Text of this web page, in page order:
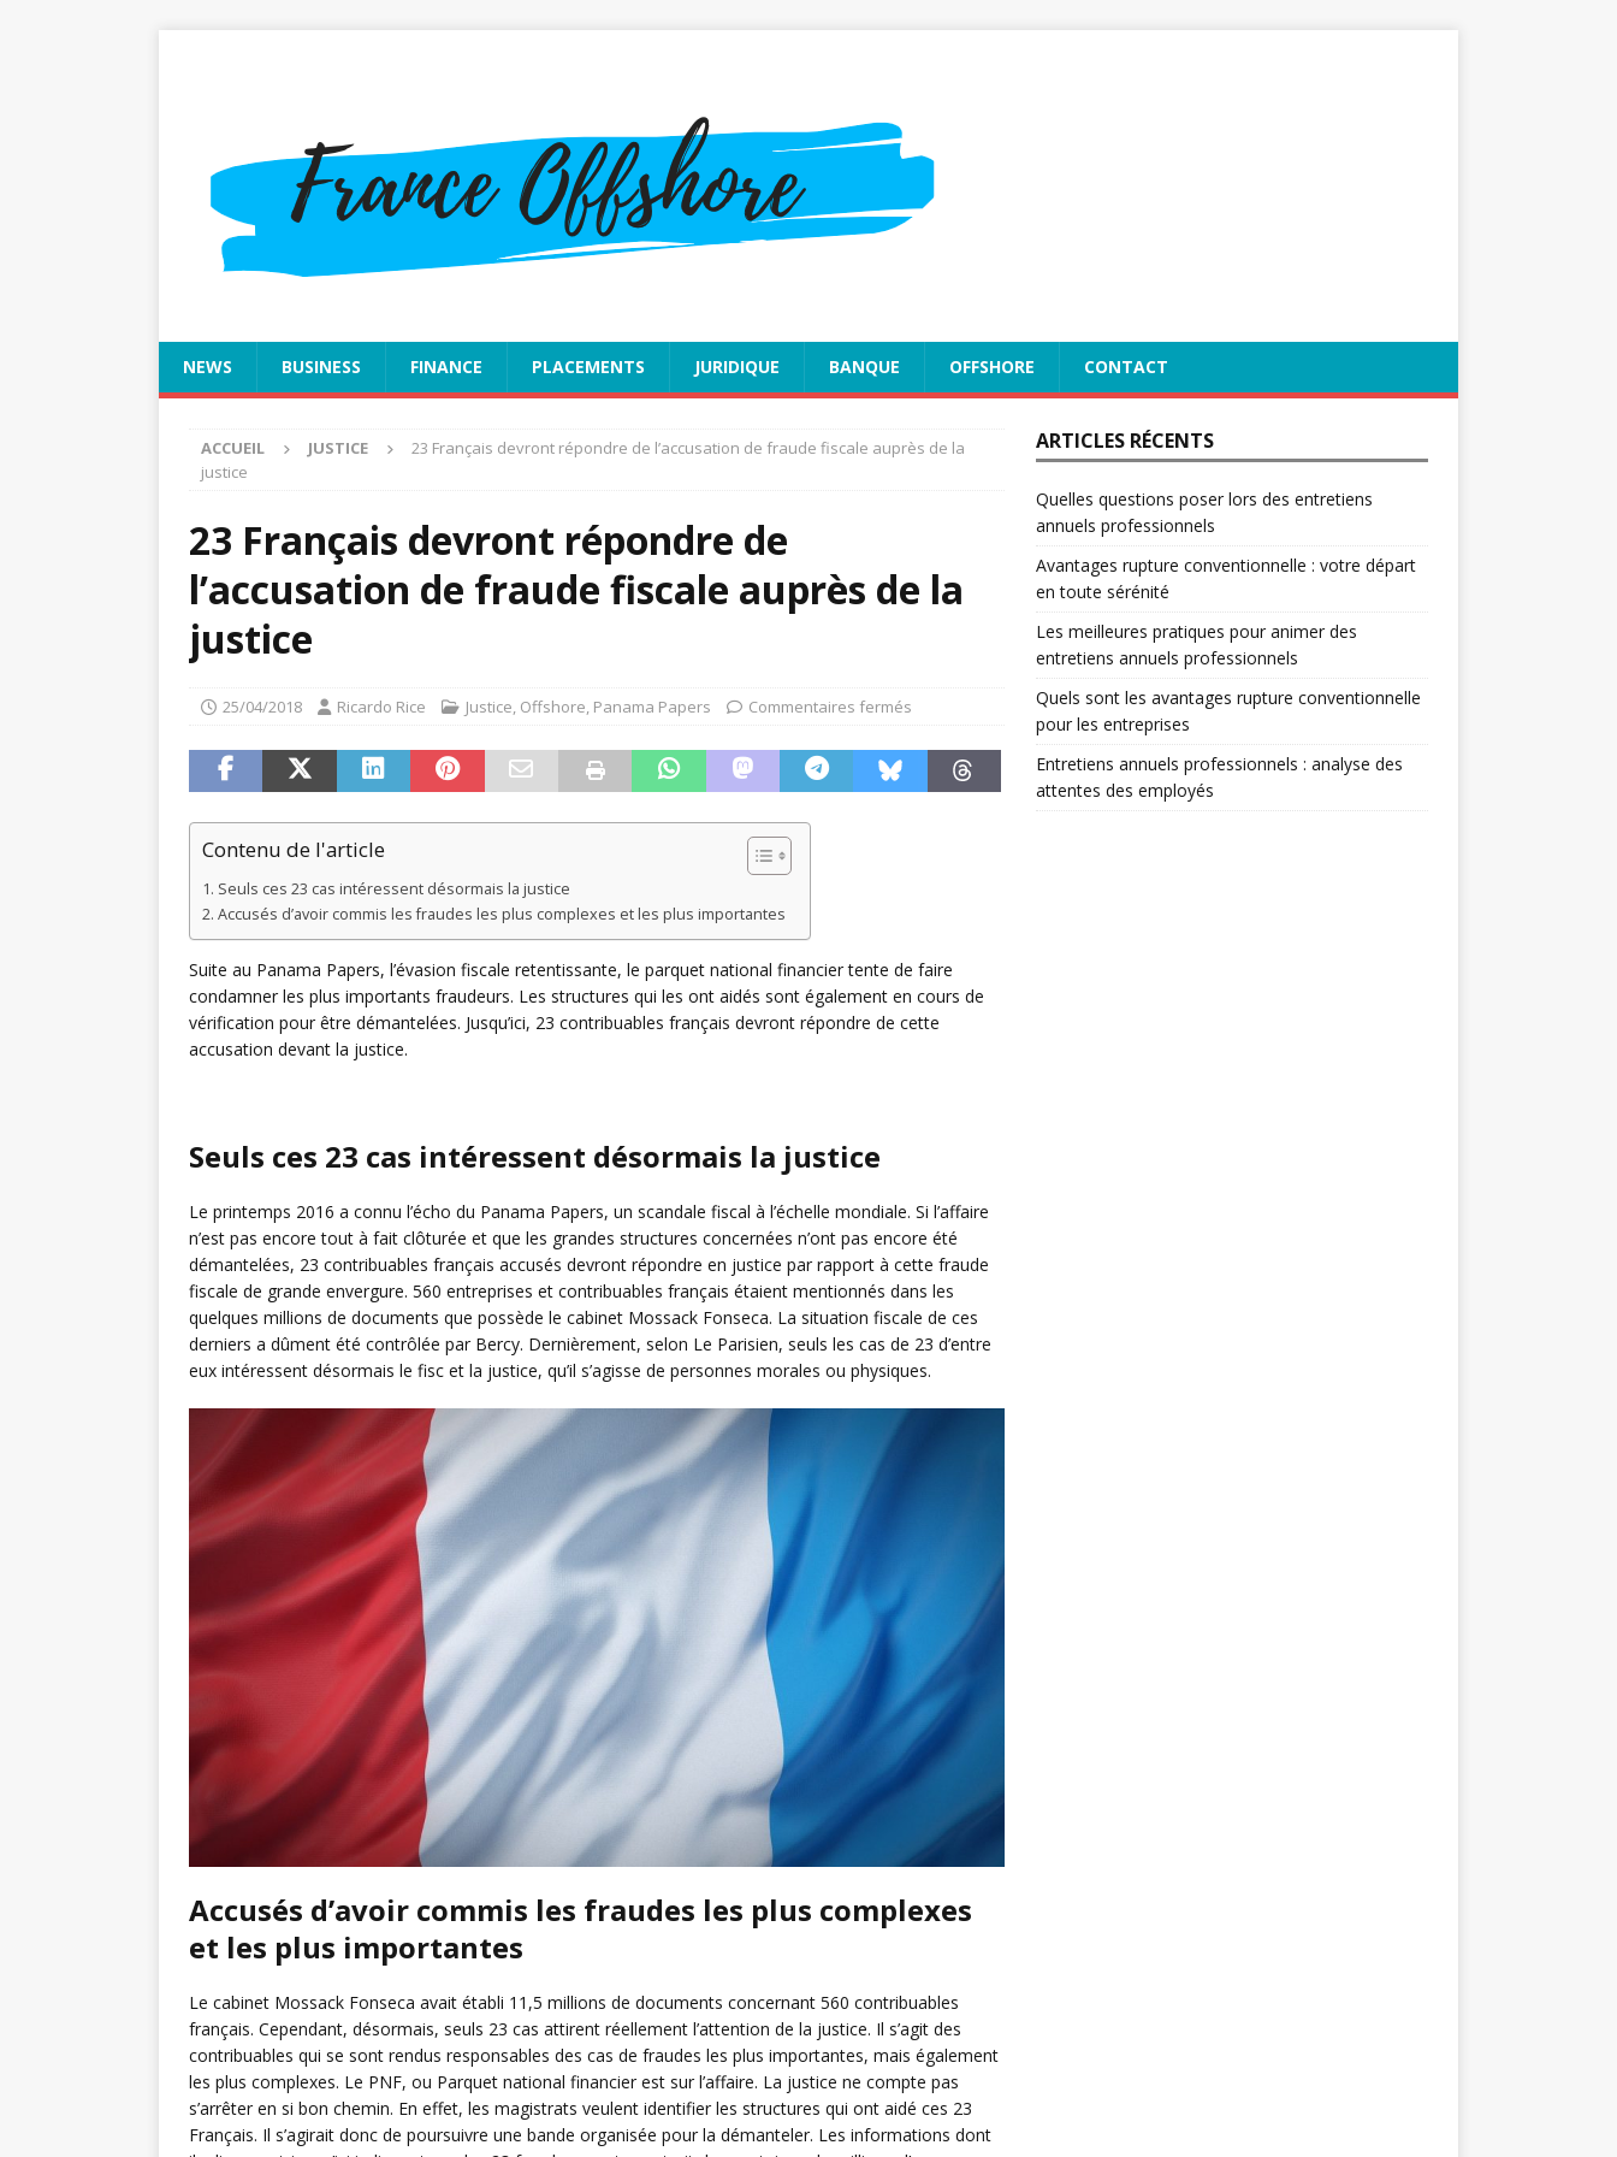
NEWS BUSINESS FINANCE PLACEMENTS JURIDIQUE BANQUE OFFSHORE CONTACT
ACCUEIL JUSTICE
23 Français devront répondre de l’accusation de fraude fiscale auprès de la
justice
23 Français devront répondre de
l’accusation de fraude fiscale auprès de la
justice
25/04/2018 Ricardo Rice Justice, Offshore, Panama Papers Commentaires fermés
Contenu de l'article
Seuls ces 23 cas intéressent désormais la justice
Accusés d’avoir commis les fraudes les plus complexes et les plus importantes
Suite au Panama Papers, l’évasion fiscale retentissante, le parquet national financier tente de faire
condamner les plus importants fraudeurs. Les structures qui les ont aidés sont également en cours de
vérification pour être démantelées. Jusqu’ici, 23 contribuables français devront répondre de cette
accusation devant la justice.
Seuls ces 23 cas intéressent désormais la justice
Le printemps 2016 a connu l’écho du Panama Papers, un scandale fiscal à l’échelle mondiale. Si l’affaire
n’est pas encore tout à fait clôturée et que les grandes structures concernées n’ont pas encore été
démantelées, 23 contribuables français accusés devront répondre en justice par rapport à cette fraude
fiscale de grande envergure. 560 entreprises et contribuables français étaient mentionnés dans les
quelques millions de documents que possède le cabinet Mossack Fonseca. La situation fiscale de ces
derniers a dûment été contrôlée par Bercy. Dernièrement, selon Le Parisien, seuls les cas de 23 d’entre
eux intéressent désormais le fisc et la justice, qu’il s’agisse de personnes morales ou physiques.
Accusés d’avoir commis les fraudes les plus complexes
et les plus importantes
Le cabinet Mossack Fonseca avait établi 11,5 millions de documents concernant 560 contribuables
français. Cependant, désormais, seuls 23 cas attirent réellement l’attention de la justice. Il s’agit des
contribuables qui se sont rendus responsables des cas de fraudes les plus importantes, mais également
les plus complexes. Le PNF, ou Parquet national financier est sur l’affaire. La justice ne compte pas
s’arrêter en si bon chemin. En effet, les magistrats veulent identifier les structures qui ont aidé ces 23
Français. Il s’agirait donc de poursuivre une bande organisée pour la démanteler. Les informations dont
ARTICLES RÉCENTS
Quelles questions poser lors des entretiens
annuels professionnels
Avantages rupture conventionnelle : votre départ
en toute sérénité
Les meilleures pratiques pour animer des
entretiens annuels professionnels
Quels sont les avantages rupture conventionnelle
pour les entreprises
Entretiens annuels professionnels : analyse des
attentes des employés